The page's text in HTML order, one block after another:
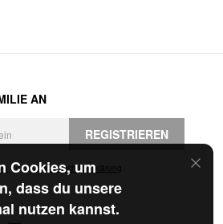
Cookies, um
dass du unsere
nutzen kannst.
AN
REGISTRIEREN
und die Datenschutzerklärung